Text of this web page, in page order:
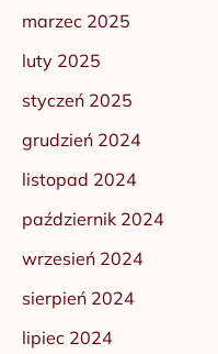
marzec 2025
luty 2025
styczeń 2025
grudzień 2024
listopad 2024
październik 2024
wrzesień 2024
sierpień 2024
lipiec 2024